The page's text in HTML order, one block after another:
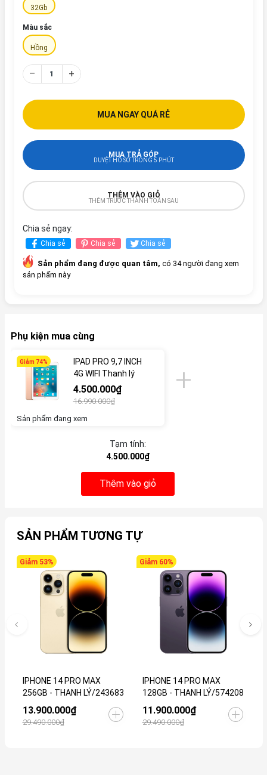
32Gb
Màu sắc
Hồng
– +
MUA NGAY QUÁ RẺ
MUA TRẢ GÓP
DUYỆT HỒ SƠ TRONG 5 PHÚT
THÊM VÀO GIỎ
THÊM TRƯỚC THANH TOÁN SAU
Chia sẻ ngay:
Chia sẻ Chia sẻ Chia sẻ
Sản phẩm đang được quan tâm, có 34 người đang xem
sản phẩm này
Phụ kiện mua cùng
Giảm 74%
IPAD PRO 9,7 INCH
4G WIFI Thanh lý
4.500.000₫
16.990.000₫
Sản phẩm đang xem
Tạm tính:
4.500.000₫
Thêm vào giỏ
SẢN PHẨM TƯƠNG TỰ
Giảm 53%
IPHONE 14 PRO MAX
256GB - THANH LÝ/243683
13.900.000₫
29.490.000₫
Giảm 60%
IPHONE 14 PRO MAX
128GB - THANH LÝ/574208
11.900.000₫
29.490.000₫